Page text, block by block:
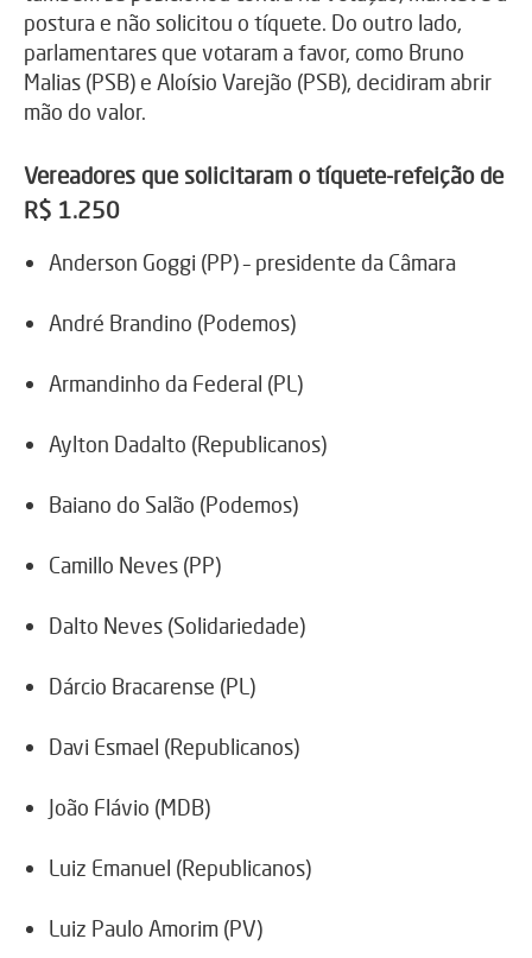
postura e não solicitou o tíquete. Do outro lado,
parlamentares que votaram a favor, como Bruno
Malias (PSB) e Aloísio Varejão (PSB), decidiram abrir
mão do valor.
Vereadores que solicitaram o tíquete-refeição de
R$ 1.250
Anderson Goggi (PP) – presidente da Câmara
André Brandino (Podemos)
Armandinho da Federal (PL)
Aylton Dadalto (Republicanos)
Baiano do Salão (Podemos)
Camillo Neves (PP)
Dalto Neves (Solidariedade)
Dárcio Bracarense (PL)
Davi Esmael (Republicanos)
João Flávio (MDB)
Luiz Emanuel (Republicanos)
Luiz Paulo Amorim (PV)